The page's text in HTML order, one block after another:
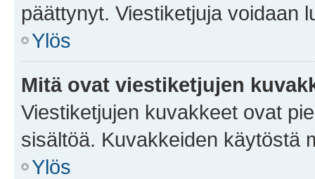
päättynyt. Viestiketjuja voidaan
Ylös
Mitä ovat viestiketjujen
Viestiketjujen kuvakkeet ovat
sisältöä. Kuvakkeiden käytöstä
Ylös